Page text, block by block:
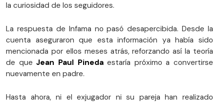
la curiosidad de los seguidores.
La respuesta de Infama no pasó desapercibida. Desde la
cuenta aseguraron que esta información ya había sido
mencionada por ellos meses atrás, reforzando así la teoría
de queJean Paul Pinedaestaría próximo a convertirse
nuevamente en padre.
Hasta ahora, ni el exjugador ni su pareja han realizado